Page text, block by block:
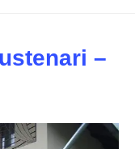
–